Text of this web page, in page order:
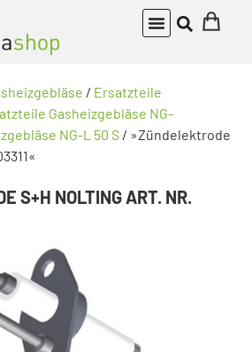
/ Ersatzteile
Gasheizgebläse NG-
NG-L 50 S / »Zündelektrode
S+H NOLTING ART. NR.